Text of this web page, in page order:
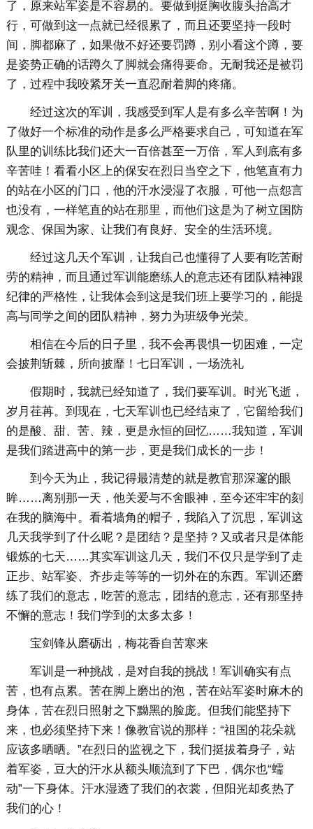
了，原来站军姿是不容易的。要做到挺胸收腹头抬高才
行，可做到这一点就已经很累了，而且还要坚持一段时
间，脚都麻了，如果做不好还要罚蹲，别小看这个蹲，要
是姿势正确的话蹲久了脚就会痛得要命。无耐我还是被罚
了，过程中我咬紧牙关一直忍耐着脚的疼痛。
经过这次的军训，我感受到军人是有多么辛苦啊！为
了做好一个标准的动作是多么严格要求自己，可知道在军
队里的训练比我们还大一百倍甚至一万倍，军人到底有多
辛苦哇！看看小区上的保安在烈日当空之下，他笔直有力
的站在小区的门口，他的汗水浸湿了衣服，可他一点怨言
也没有，一样笔直的站在那里，而他们这是为了树立国防
观念、保国为家、让我们有良好、安全的生活环境。
经过这几天个军训，让我自己也懂得了人要有吃苦耐
劳的精神，而且通过军训能磨练人的意志还有团队精神跟
纪律的严格性，让我体会到这是我们班上要学习的，能提
高与同学之间的团队精神，努力为班级争光荣。
相信在今后的日子里，我不会再畏惧一切困难，一定
会披荆斩棘，所向披靡！七日军训，一场洗礼
假期时，我就已经知道了，我们要军训。时光飞逝，
岁月荏苒。到现在，七天军训也已经结束了，它留给我们
的是酸、甜、苦、辣，更是永恒的回忆……我知道，军训
是我们踏进高中的第一步，更是我们成长的一步！
到今天为止，我记得最清楚的就是教官那深邃的眼
眸……离别那一天，他关爱与不舍眼神，至今还牢牢的刻
在我的脑海中。看着墙角的帽子，我陷入了沉思，军训这
几天我学到了什么呢？是团结？是坚持？又或者只是体能
锻炼的七天……其实军训这几天，我们不仅只是学到了走
正步、站军姿、齐步走等等的一切外在的东西。军训还磨
练了我们的意志，吃苦的意志，团结的意志，还有那坚持
不懈的意志！我们学到的太多太多！
宝剑锋从磨砺出，梅花香自苦寒来
军训是一种挑战，是对自我的挑战！军训确实有点
苦，也有点累。苦在脚上磨出的泡，苦在站军姿时麻木的
身体，苦在烈日照射之下黝黑的脸庞。但我们能坚持下
来，也必须坚持下来！像教官说的那样：“祖国的花朵就
应该多晒晒。”在烈日的监视之下，我们挺拔着身子，站
着军姿，豆大的汗水从额头顺流到了下巴，偶尔也“蠕
动”一下身体。汗水湿透了我们的衣裳，但阳光却炙热了
我们的心！